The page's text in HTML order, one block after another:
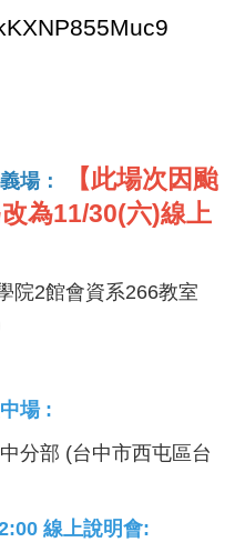
場：
【此場次因颱
為11/30(六)線上
院2館會資系266教室
場 :
分部 (台中市西屯區台
線上說明會: